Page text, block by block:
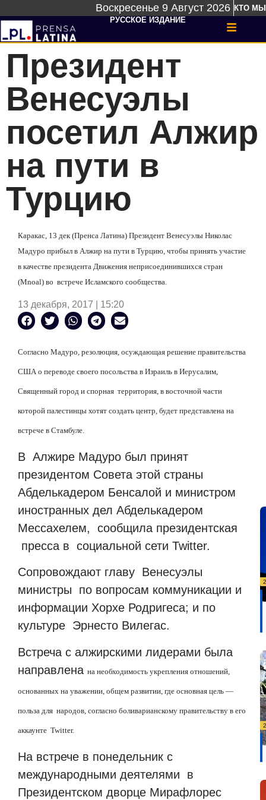
Воскресенье 9 Август 2026 КТО МЫ
РУССКОЕ ИЗДАНИЕ
Президент
Венесуэлы
посетил Алжир
на пути в
Турцию
Каракас, 13 дек (Пренса Латина) Президент Венесуэлы Николас
Мадуро прибыл в Алжир на пути в Турцию, чтобы принять участие
в качестве президента Движения неприсоединившихся стран
(Mnoal) во встрече Исламского сообщества.
13 декабря, 2017 | 15:20
Согласно Мадуро, резолюция, осуждающая решение правительства
США о переводе своего посольства в Израиль в Иерусалим,
Священный город и спорная территория, в восточной части
которой палестинцы хотят создать центр, будет представлена на
встрече в Стамбуле.
В Алжире Мадуро был принят
президентом Совета этой страны
Абделькадером Бенсалой и министром
иностранных дел Абделькадером
Мессахелем,
сообщила президентская
пресса в социальной сети Twitter.
Сопровождают главу Венесуэлы
министры
по вопросам коммуникации и
информации Хорхе Родригеса; и по
культуре Эрнесто Вилегас.
Встреча с алжирскими лидерами была
направлена на необходимость укрепления отношений,
основанных на уважении, общем развитии, где основная цель —
польза для народов, согласно боливарианскому правительству в его
аккаунте Twitter.
На встрече в понедельник с
международными деятелями
в
Президентском дворце Мирафлорес